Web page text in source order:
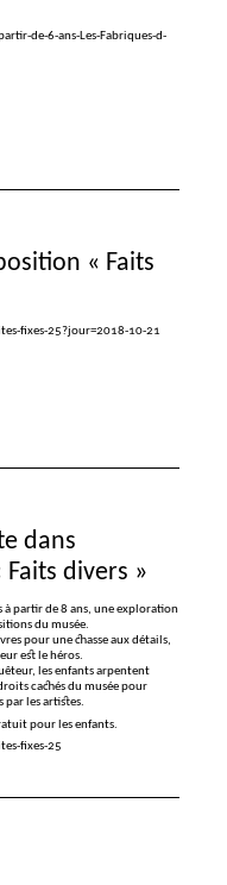
de-6-ans-Les-Fabriques-d-
« Faits
fixes-25?jour=2018-10-21
dans
Faits divers »
à partir de 8 ans, une exploration
du musée.
pour une chasse aux détails,
est le héros.
les enfants arpentent
cachés du musée pour
par les artistes.
pour les enfants.
fixes-25